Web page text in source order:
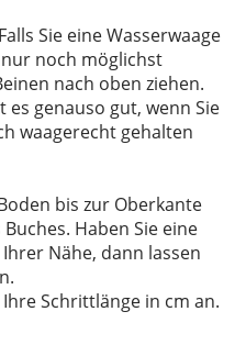
Sie eine Wasserwaage
noch möglichst
nach oben ziehen.
genauso gut, wenn Sie
waagerecht gehalten
bis zur Oberkante
Haben Sie eine
Nähe, dann lassen
Schrittlänge in cm an.